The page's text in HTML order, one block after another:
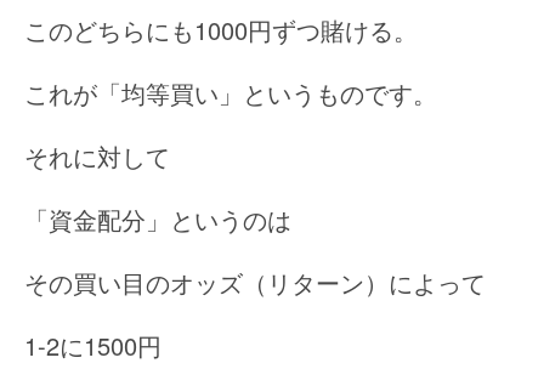
このどちらにも1000円ずつ賭ける。
これが「均等買い」というものです。
それに対して
「資金配分」というのは
その買い目のオッズ（リターン）によって
1-2に1500円